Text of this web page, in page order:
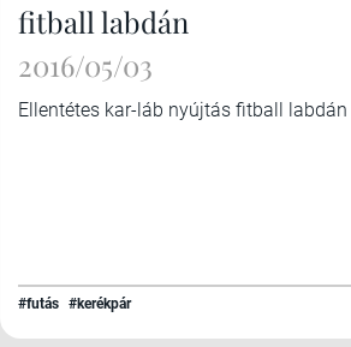
fitball labdán
2016/05/03
Ellentétes kar-láb nyújtás fitball labdán
#futás #kerékpár